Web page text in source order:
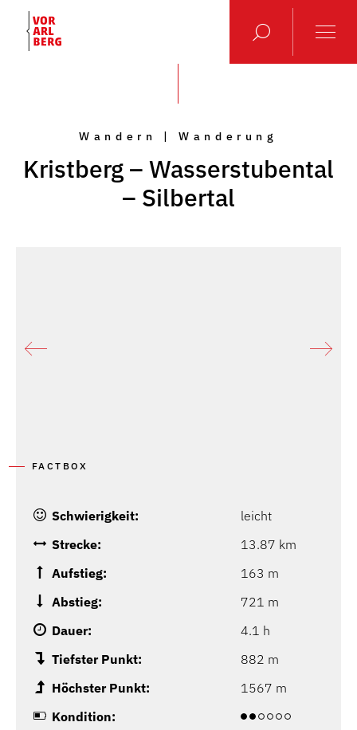
Wandern | Wanderung
Kristberg – Wasserstubental
– Silbertal
FACTBOX
Schwierigkeit:
leicht
Strecke:
13.87 km
Aufstieg:
163 m
Abstieg:
721 m
Dauer:
4.1 h
Tiefster Punkt:
882 m
Höchster Punkt:
1567 m
Kondition: